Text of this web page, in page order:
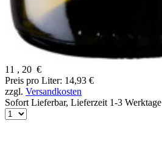
11 , 20 €
Preis pro Liter: 14,93 €
zzgl. Versandkosten
Sofort Lieferbar, Lieferzeit 1-3 Werktage